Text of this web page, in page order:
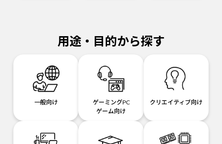
用途・目的から探す
一般向け
ゲーミングPC
ゲーム向け
クリエイティブ向け